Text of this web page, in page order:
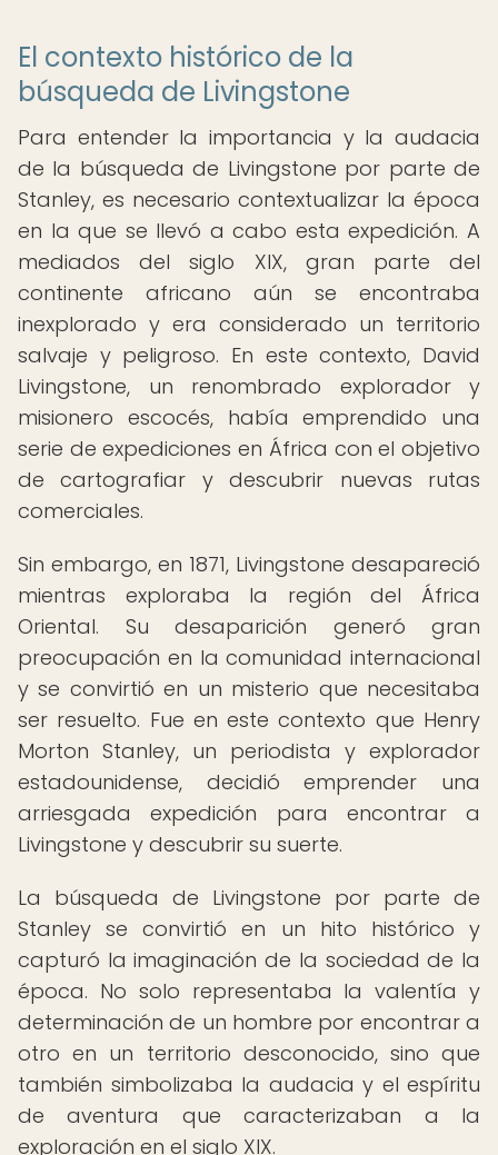
El contexto histórico de la
búsqueda de Livingstone
Para entender la importancia y la audacia
de la búsqueda de Livingstone por parte de
Stanley, es necesario contextualizar la época
en la que se llevó a cabo esta expedición. A
mediados del siglo XIX, gran parte del
continente africano aún se encontraba
inexplorado y era considerado un territorio
salvaje y peligroso. En este contexto, David
Livingstone, un renombrado explorador y
misionero escocés, había emprendido una
serie de expediciones en África con el objetivo
de cartografiar y descubrir nuevas rutas
comerciales.
Sin embargo, en 1871, Livingstone desapareció
mientras exploraba la región del África
Oriental. Su desaparición generó gran
preocupación en la comunidad internacional
y se convirtió en un misterio que necesitaba
ser resuelto. Fue en este contexto que Henry
Morton Stanley, un periodista y explorador
estadounidense, decidió emprender una
arriesgada expedición para encontrar a
Livingstone y descubrir su suerte.
La búsqueda de Livingstone por parte de
Stanley se convirtió en un hito histórico y
capturó la imaginación de la sociedad de la
época. No solo representaba la valentía y
determinación de un hombre por encontrar a
otro en un territorio desconocido, sino que
también simbolizaba la audacia y el espíritu
de aventura que caracterizaban a la
exploración en el siglo XIX.